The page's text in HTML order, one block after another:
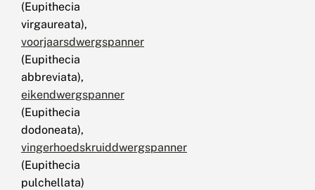
(Eupithecia
virgaureata),
voorjaarsdwergspanner
(Eupithecia
abbreviata),
eikendwergspanner
(Eupithecia
dodoneata),
vingerhoedskruiddwergspanner
(Eupithecia
pulchellata)